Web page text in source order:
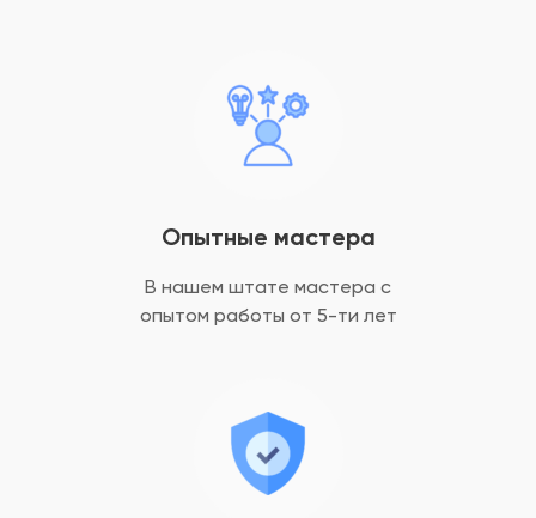
Опытные мастера
В нашем штате мастера с
опытом работы от 5-ти лет